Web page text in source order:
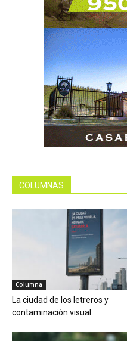
COLUMNAS
Columna
La ciudad de los letreros y
contaminación visual